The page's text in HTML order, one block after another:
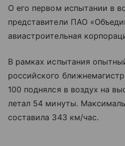
О его первом испытании в
представители ПАО
авиастроительная
В рамках испытания
российского
100 поднялся в воздух на
летал 54 минуты.
составила 343 км/час.